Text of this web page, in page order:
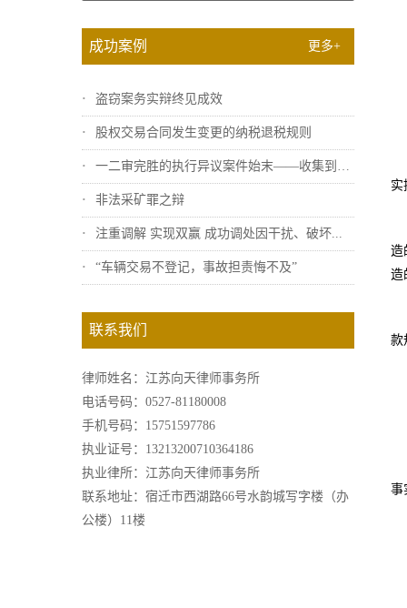
成功案例 更多+
盗窃案务实辩终见成效
股权交易合同发生变更的纳税退税规则
一二审完胜的执行异议案件始末——收集到关...
非法采矿罪之辩
注重调解 实现双赢 成功调处因干扰、破坏...
“车辆交易不登记，事故担责悔不及”
联系我们
律师姓名：江苏向天律师事务所
电话号码：0527-81180008
手机号码：15751597786
执业证号：13213200710364186
执业律所：江苏向天律师事务所
联系地址：宿迁市西湖路66号水韵城写字楼（办
公楼）11楼
实
造
造
款
事